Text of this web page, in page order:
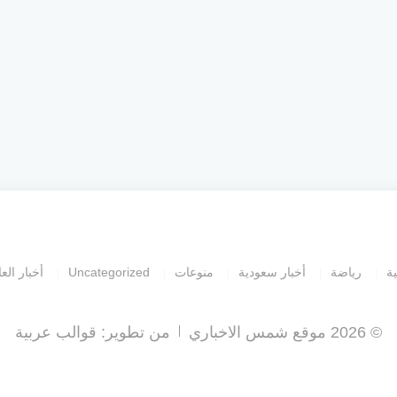
رياضة أخبار سعودية منوعات Uncategorized أخبار
© 2026 موقع شمس الاخباري من تطوير: قوالب عربية